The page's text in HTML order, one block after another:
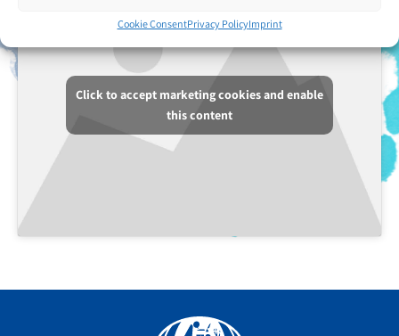
Cookie ConsentPrivacy PolicyImprint
Click to accept marketing cookies and enable
this content
Facebook
YouTube
Instagram